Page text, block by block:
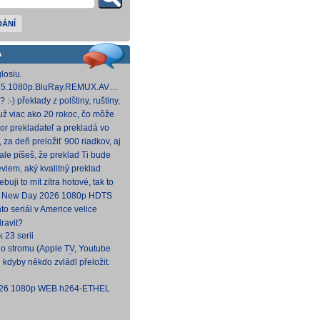
Dnes na WS.
:-) překlady z polštiny, ruštiny,
angličtiny (12-24 hod
viac ako 20 rokoc, čo môže
(pokojne aj nad 40, či 50).
prekladateľ a prekladá vo
a iné, nemal by to byť
za deň preložiť 900 riadkov, aj
plus úprava
píšeš, že preklad Ti bude
poctivý konvenčný preklad,
aký kvalitný preklad
to bude tvoj prvý (aspoň na
to mít zítra hotové, tak to
Day 2026 1080p HDTS
seriál v Americe velice
škoda, že nemá české
23 serii
stromu (Apple TV, Youtube
CZ/SK, bez titulků
kdyby někdo zvládl přeložit.
1080p WEB h264-ETHEL